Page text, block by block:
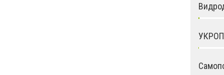
УКРОП